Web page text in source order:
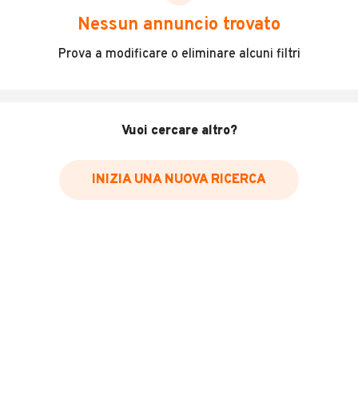
scegliere in modo trasparente e sicuro, come:
Incidenti in cui è stato coinvolto il veicolo
Data e luogo delle revisioni effettuate
Inserisci il numero di targa per verificare la disponibilità
Nessun annuncio trovato
Prova a modificare o eliminare alcuni filtri
Vuoi cercare altro?
INIZIA UNA NUOVA RICERCA